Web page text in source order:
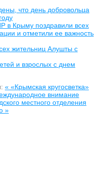
что день добровольца
в Крыму поздравили всех
и отметили ее важность
жительниц Алушты с
и взрослых с днем
« «Крымская кругосветка»
внимание
местного отделения
»